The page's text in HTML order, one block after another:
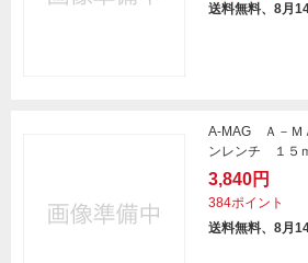
送料無料、8月
A-MAG Ａ－Ｍ
ンレンチ １５
3,840円
384ポイント
送料無料、8月